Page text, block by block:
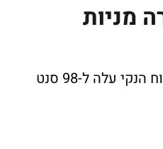
מניות
הכנסות ענקית אבטחת התוכנה עלו ב-Q4 ב-5% ל-387.1 מיליון דולר. הרווח הנקי עלה ל-98 סנט